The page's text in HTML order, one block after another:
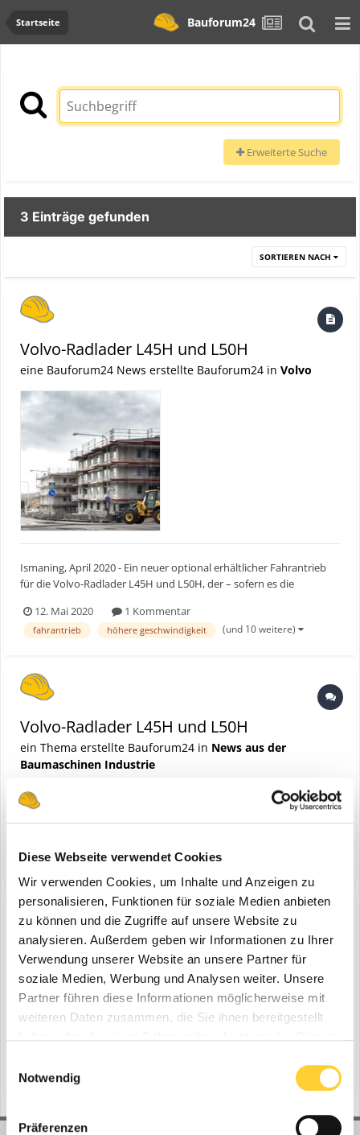
Diese Webseite verwendet Cookies
Wir verwenden Cookies, um Inhalte und Anzeigen zu
personalisieren, Funktionen für soziale Medien anbieten
zu können und die Zugriffe auf unsere Website zu
analysieren. Außerdem geben wir Informationen zu Ihrer
Verwendung unserer Website an unsere Partner für
soziale Medien, Werbung und Analysen weiter. Unsere
Partner führen diese Informationen möglicherweise mit
weiteren Daten zusammen, die Sie ihnen bereitgestellt
Notwendig
Präferenzen
Startseite Bauforum24
Erweiterte Suche
3 Einträge gefunden
SORTIEREN NACH
Volvo-Radlader L45H und L50H
eine Bauforum24 News erstellte Bauforum24 in Volvo
Ismaning, April 2020 - Ein neuer optional erhältlicher Fahrantrieb
für die Volvo-Radlader L45H und L50H, der – sofern es die
Kilometern pro Stunde ermöglicht, erhöht die Produktivität der
Maschinen buchstäblich auf die Schnelle. Bauforum24...
12. Mai 2020 1 Kommentar
fahrantrieb höhere geschwindigkeit (und 10 weitere)
Volvo-Radlader L45H und L50H
ein Thema erstellte Bauforum24 in News aus der
Baumaschinen Industrie
Ismaning, April 2020 - Ein neuer optional erhältlicher Fahrantrieb
für die Volvo-Radlader L45H und L50H, der – sofern es die
Bedingungen erlauben – Geschwindigkeiten von bis zu 50
Maschinen buchstäblich auf die Schnelle. Bauforum24...
fahrantrieb höhere geschwindigkeit
Volvo Radlader mit AHK &
Druckluftbremsanlage
ein Thema erstellte Oliver SWB inVolvo
Hallo zusammen, in den vergangenen Jahren haben wir viele Volvo
Maschinen vorstellen. Den Anfang machen wir mit dem L45H den
wir vor wenigen Wochen an unseren Kunden au...
(und 4 weitere)